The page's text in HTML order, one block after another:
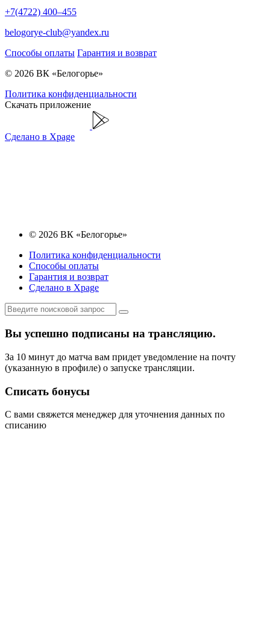
+7(4722) 400–455
belogorye-club@yandex.ru
Способы оплаты Гарантия и возврат
© 2026 ВК «Белогорье»
Политика конфиденциальности
Скачать приложение
Сделано в Xpage
© 2026 ВК «Белогорье»
Политика конфиденциальности
Способы оплаты
Гарантия и возврат
Сделано в Xpage
Вы успешно подписаны на трансляцию.
За 10 минут до матча вам придет уведомление на почту
(указанную в профиле) о запуске трансляции.
Списать бонусы
С вами свяжется менеджер для уточнения данных по
списанию